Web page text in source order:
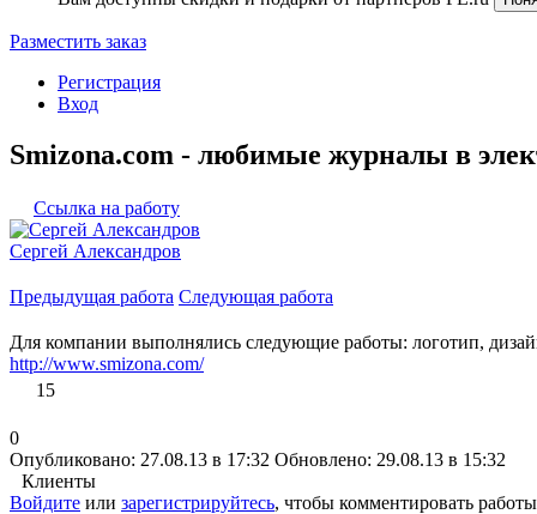
Разместить заказ
Регистрация
Вход
Smizona.com - любимые журналы в
Ссылка на работу
Сергей Александров
Предыдущая работа Следующая работа
Для компании выполнялись следующие работы: логотип,
http://www.smizona.com/
15
0
Опубликовано: 27.08.13 в 17:32 Обновлено: 29.08.13 в 15:32
Клиенты
Войдите или зарегистрируйтесь, чтобы комментировать